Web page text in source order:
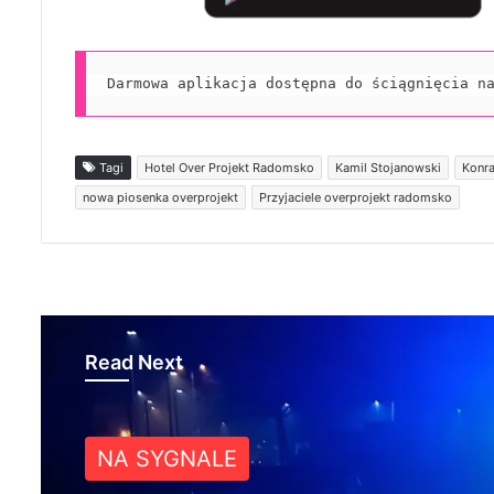
Darmowa aplikacja dostępna do ściągnięcia
Tagi Hotel Over Projekt Radomsko Kamil Stojanowski
nowa piosenka overprojekt
Przyjaciele overprojekt radomsko
Read Next
NA SYGNALE